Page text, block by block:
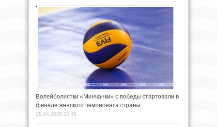
Волейболистки «Минчанки» с победы стартовали в
финале женского чемпионата страны
25.04.2026 22:45